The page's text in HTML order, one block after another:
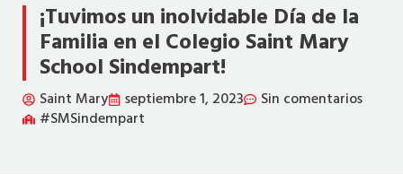
¡Tuvimos un inolvidable Día de la
Familia en el Colegio Saint Mary
School Sindempart!
Saint Mary septiembre 1, 2023
Sin comentarios
#SMSindempart